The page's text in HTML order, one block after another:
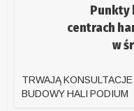
Punkty
centrach
w
TRWAJĄ
BUDOWY HALI PODIUM